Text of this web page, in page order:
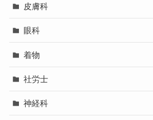
皮膚科
眼科
着物
社労士
神経科